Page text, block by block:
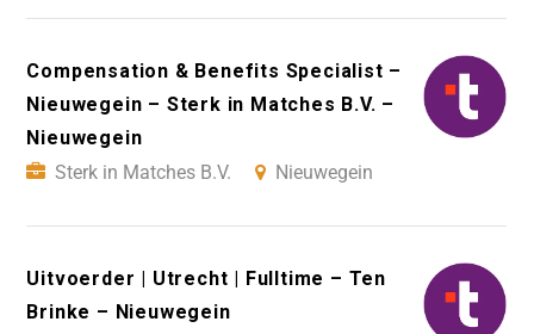
Compensation & Benefits Specialist –
Nieuwegein – Sterk in Matches B.V. –
Nieuwegein
Sterk in Matches B.V.
Nieuwegein
Uitvoerder | Utrecht | Fulltime – Ten
Brinke – Nieuwegein